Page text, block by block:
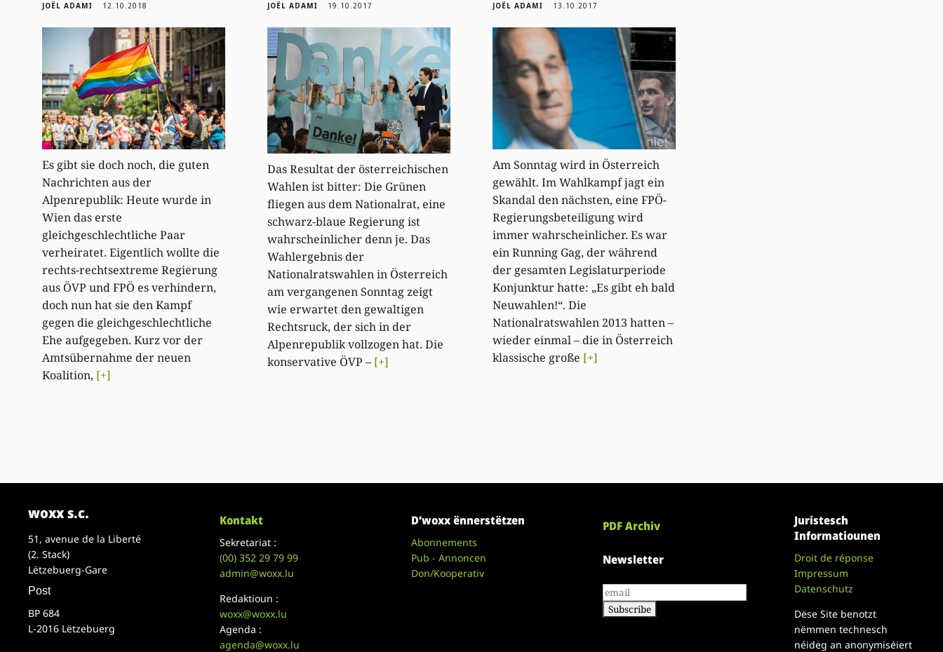
JOËL ADAMI 12.10.2018
Es gibt sie doch noch, die guten
Nachrichten aus der
Alpenrepublik: Heute wurde in
Wien das erste
gleichgeschlechtliche Paar
verheiratet. Eigentlich wollte die
rechts-rechtsextreme Regierung
aus ÖVP und FPÖ es verhindern,
doch nun hat sie den Kampf
gegen die gleichgeschlechtliche
Ehe aufgegeben. Kurz vor der
Amtsübernahme der neuen
Koalition, [+]
JOËL ADAMI 19.10.2017
Das Resultat der österreichischen
Wahlen ist bitter: Die Grünen
fliegen aus dem Nationalrat, eine
schwarz-blaue Regierung ist
wahrscheinlicher denn je. Das
Wahlergebnis der
Nationalratswahlen in Österreich
am vergangenen Sonntag zeigt
wie erwartet den gewaltigen
Rechtsruck, der sich in der
Alpenrepublik vollzogen hat. Die
konservative ÖVP – [+]
JOËL ADAMI 13.10.2017
Am Sonntag wird in Österreich
gewählt. Im Wahlkampf jagt ein
Skandal den nächsten, eine FPÖ-
Regierungsbeteiligung wird
immer wahrscheinlicher. Es war
ein Running Gag, der während
der gesamten Legislaturperiode
Konjunktur hatte: „Es gibt eh bald
Neuwahlen!“. Die
Nationalratswahlen 2013 hatten –
wieder einmal – die in Österreich
klassische große [+]
woxx s.c.
51, avenue de la Liberté
(2. Stack)
Lëtzebuerg-Gare
Post
BP 684
L-2016 Lëtzebuerg
Kontakt
Sekretariat :
(00)352 29 79 99
admin@woxx.lu
Redaktioun :
woxx@woxx.lu
Agenda :
agenda@woxx.lu
D’woxx ënnerstëtzen
Abonnements
Pub - Annoncen
Don/Kooperativ
PDF Archiv
Newsletter
Juristesch
Informatiounen
Droit de réponse
Impressum
Datenschutz
Dëse Site benotzt
nëmmen technesch
néideg an anonymiséiert